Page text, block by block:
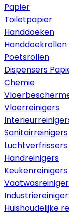
Papier
Toiletpapier
Handdoeken
Handdoekrollen
Poetsrollen
Dispensers
Chemie
Vloerreinigers
Sanitairreinigers
Luchtverfrissers
Handreinigers
Keukenreinigers
Huishoudelijke